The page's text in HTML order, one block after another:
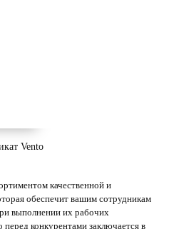
качественной и
обеспечит вашим сотрудникам
выполнении их рабочих
конкурентами заключается в